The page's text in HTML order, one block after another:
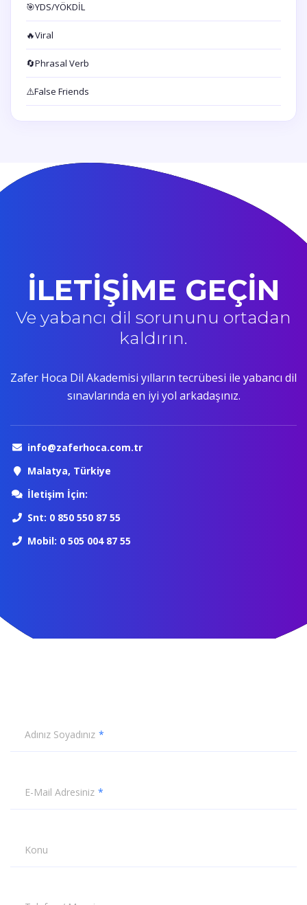
🎯YDS/YÖKDİL
🔥Viral
🔄Phrasal Verb
⚠️False Friends
İLETİŞİME GEÇİN
Ve yabancı dil sorununu ortadan
kaldırın.
Zafer Hoca Dil Akademisi yılların tecrübesi ile yabancı dil
sınavlarında en iyi yol arkadaşınız.
info@zaferhoca.com.tr
Malatya, Türkiye
İletişim İçin:
Snt: 0 850 550 87 55
Mobil: 0 505 004 87 55
Adınız Soyadınız
E-Mail Adresiniz
Konu